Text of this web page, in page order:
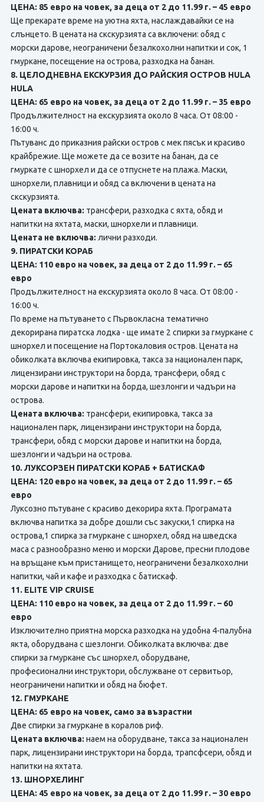
ЦЕНА: 85 евро на човек, за деца от 2 до 11.99 г. – 45 евро
Ще прекарате време на уютна яхта, наслаждавайки се на
слънцето. В цената на скскурзията сa включени: обяд с
морски дарове, неограничени безалкохолни напитки и сок, 1
гмуркане, посещение на острова, разходка на банан.
8. ЦЕЛОДНЕВНА ЕКСКУРЗИЯ ДО РАЙСКИЯ ОСТРОВ HULA
HULA
ЦЕНА: 65 евро на човек, за деца от 2 до 11.99 г. – 35 евро
Продължителност на екскурзията около 8 часа. От 08:00 -
16:00 ч.
Пътуванс до приказния райски остров с мек пясък и красиво
крайбрежие. Ще можете да ce возите на банан, да ce
гмуркате с шнорхел и да ce отпуснете нa плажа. Маски,
шнорхели, плавници и обяд са включени в цената на
скскурзията.
Цената включва: трансфери, разходка с яхта, обяд и
напитки на яхтата, маски, шнорхели и плавници.
Цената не включва: лични разходи.
9. ПИРАТСКИ КОРАБ
ЦЕНА: 110 евро на човек, за деца от 2 до 11.99 г. – 65
евро
Продължителност на екскурзията около 8 часа. От 08:00 -
16:00 ч.
По време на пътуването с Първокласна тематично
декорирана пиратска лодка - ще имате 2 спирки за гмуркане с
шнорхел и посещение на Портокаловия остров. Цената на
обиколката включва екипировка, такса за национален парк,
лицензирани инструктори на борда, трансфери, обяд с
морски дарове и напитки на борда, шезлонги и чадъри на
острова.
Цената включва: трансфери, екипировка, такса за
национален парк, лицензирани инструктори на борда,
трансфери, обяд с морски дарове и напитки на борда,
шезлонги и чадъри на острова.
10. ЛУКСОРЗЕН ПИРАТСКИ КОРАБ + БАТИСКАФ
ЦЕНА: 120 евро на човек, за деца от 2 до 11.99 г. – 65
евро
Луксозно пътуване с красиво декорира яхта. Програмата
включва напитка за добре дошли със закуски,1 спирка на
острова,1 спирка за гмуркане с шнорхел, обяд на шведска
маса с разнообразно меню и морски Дарове, пресни плодове
на връщане към пристанището, неограничени безалкохолни
напитки, чай и кафе и разходка с батискаф.
11. ELITE VIP CRUISE
ЦЕНА: 110 евро на човек, за деца от 2 до 11.99 г. – 60
евро
Изключително приятна морска разходка на удобна 4-палубна
якта, оборудвана с шезлонги. Обиколката включва: две
спирки за гмуркане със шнорхел, оборудване,
професионални инструктори, обслужване от сервитьор,
неограничени напитки и обяд на бюфет.
12. ГМУРКАНЕ
ЦЕНА: 65 евро на човек, само за възрастни
Две спирки за гмуркане в коралов риф.
Цената включва: наем на оборудване, такса за национален
парк, лицензирани инструктори на борда, трапсфсери, обяд и
напитки на яхтата.
13. ШНОРХЕЛИНГ
ЦЕНА: 45 евро на човек, за деца от 2 до 11.99 г. – 30 евро